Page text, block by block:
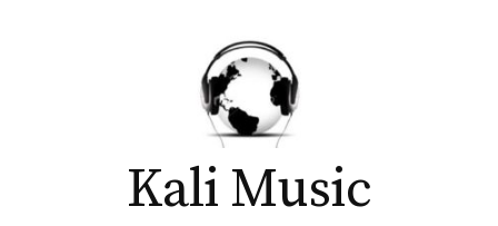
Kali Music